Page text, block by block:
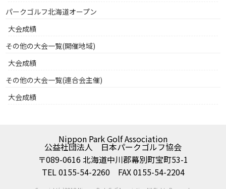
パークゴルフ北海道オープン
大会成績
その他の大会一覧(開催地域)
大会成績
その他の大会一覧(連合会主催)
大会成績
Nippon Park Golf Association
公益社団法人 日本パークゴルフ協会
〒089-0616 北海道中川郡幕別町宝町53-1
TEL 0155-54-2260 FAX 0155-54-2204